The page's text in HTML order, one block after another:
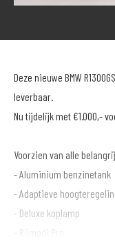
Deze nieuwe BMW
leverbaar.
Nu tijdelijk met €1.000,-
Voorzien van alle
- Aluminium benzinetank
- Adaptieve
- Deluxe koplamp
- Rijmodi Pro